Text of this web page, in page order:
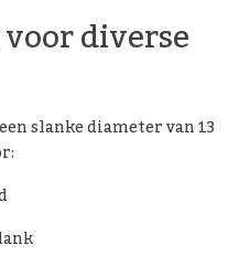
diverse
slanke diameter van 13